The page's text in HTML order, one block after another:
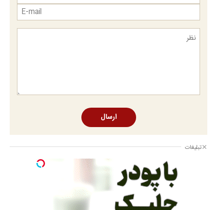
ارسال
تبلیغات